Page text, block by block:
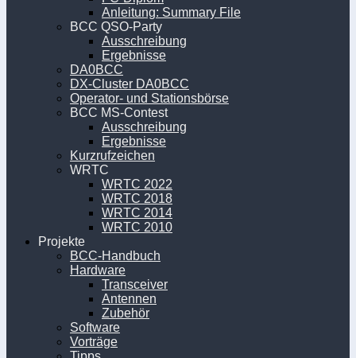
Anleitung: Summary File
BCC QSO-Party
Ausschreibung
Ergebnisse
DA0BCC
DX-Cluster DA0BCC
Operator- und Stationsbörse
BCC MS-Contest
Ausschreibung
Ergebnisse
Kurzrufzeichen
WRTC
WRTC 2022
WRTC 2018
WRTC 2014
WRTC 2010
Projekte
BCC-Handbuch
Hardware
Transceiver
Antennen
Zubehör
Software
Vorträge